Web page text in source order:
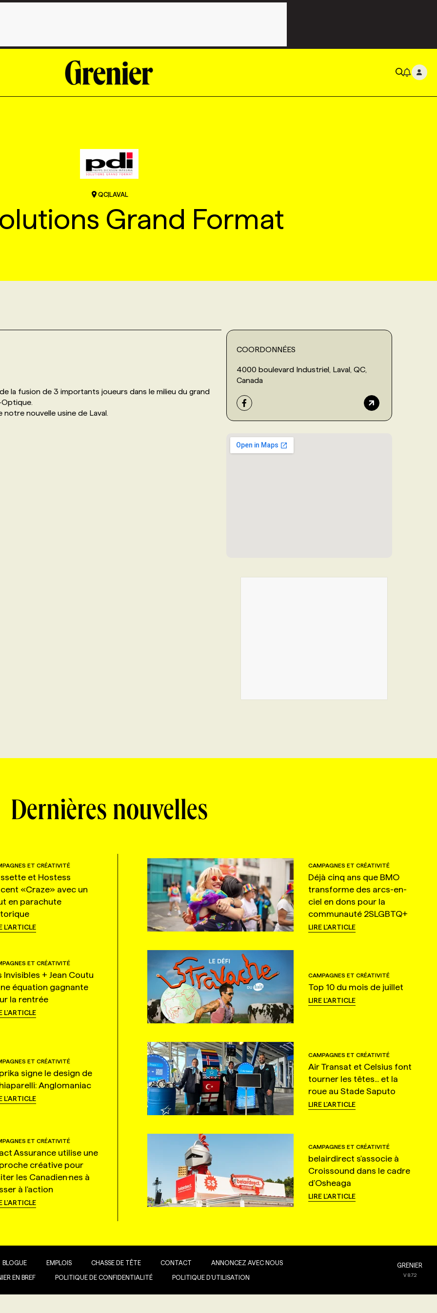
QC|LAVAL
Grand Format
la fusion de 3 importants joueurs dans le milieu du grand
Optique.
nouvelle usine de Laval.
COORDONNÉES
4000 boulevard Industriel, Laval, QC,
Canada
Dernières nouvelles
ET CRÉATIVITÉ
et Hostess
«Craze» avec un
en parachute
L'ARTICLE
CAMPAGNES ET CRÉATIVITÉ
Déjà cinq ans que BMO
transforme des arcs-en-
ciel en dons pour la
communauté 2SLGBTQ+
LIRE L'ARTICLE
ET CRÉATIVITÉ
Invisibles + Jean Coutu
équation gagnante
la rentrée
L'ARTICLE
CAMPAGNES ET CRÉATIVITÉ
Top 10 du mois de juillet
LIRE L'ARTICLE
ET CRÉATIVITÉ
signe le design de
Anglomaniac
L'ARTICLE
CAMPAGNES ET CRÉATIVITÉ
Air Transat et Celsius font
tourner les têtes... et la
roue au Stade Saputo
LIRE L'ARTICLE
ET CRÉATIVITÉ
Assurance utilise une
créative pour
les Canadien·nes à
à l'action
L'ARTICLE
CAMPAGNES ET CRÉATIVITÉ
belairdirect s'associe à
Croissound dans le cadre
d'Osheaga
LIRE L'ARTICLE
BLOGUE EMPLOIS CHASSE DE TÊTE CONTACT ANNONCEZ AVEC NOUS
EN BREF POLITIQUE DE CONFIDENTIALITÉ POLITIQUE D’UTILISATION
GRENIER
V8.7.2